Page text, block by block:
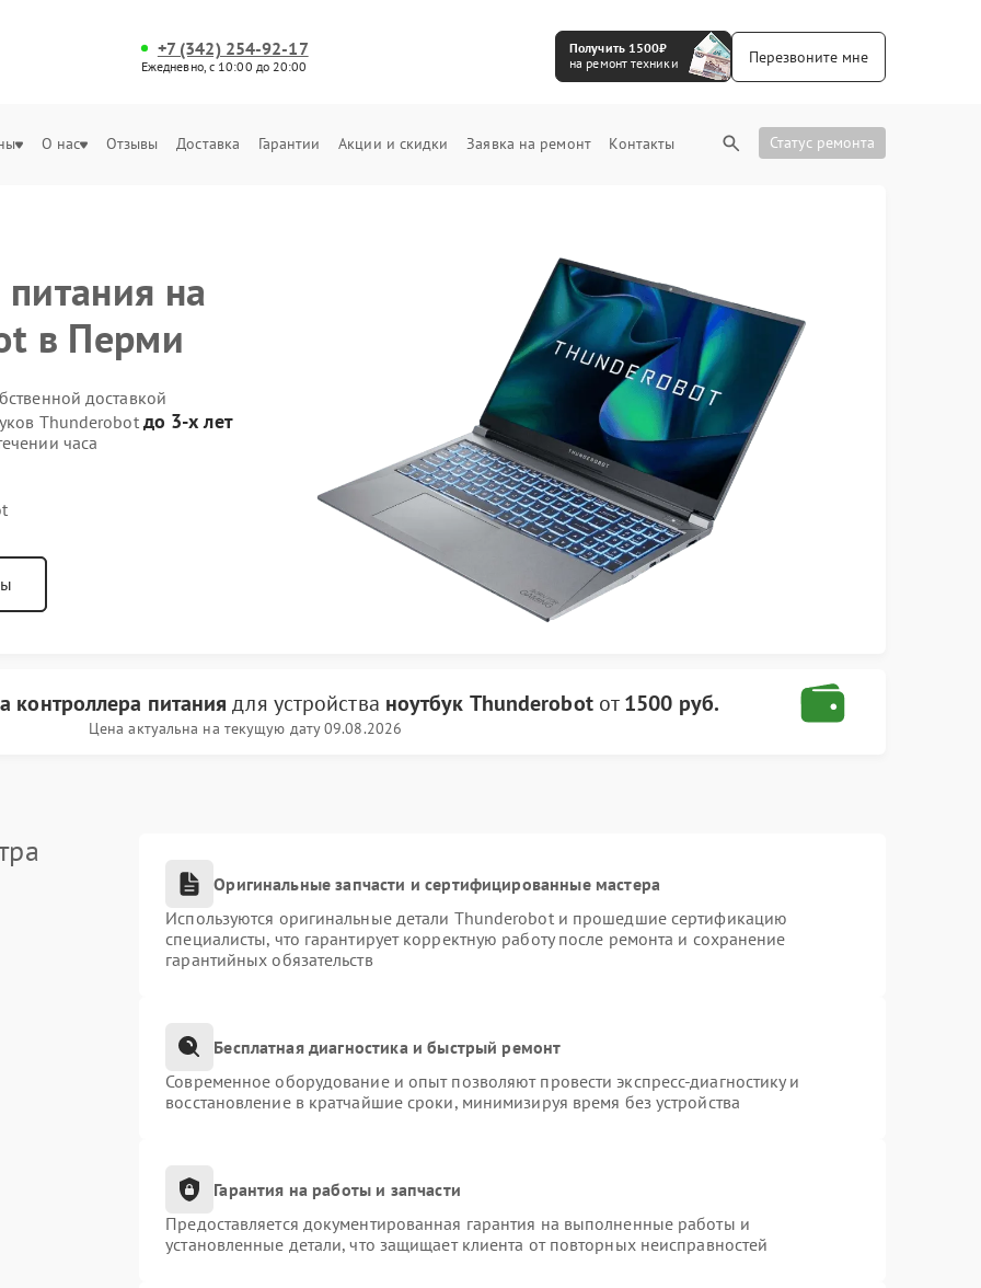
+7 (342) 254-92-17
Ежедневно, с 10:00 до 20:00
Получить 1500₽
на ремонт техники
Перезвоните мне
О нас Отзывы Доставка Гарантии Акции и скидки Заявка на ремонт Контакты Статус ремонта
на
в Перми
доставкой
Thunderobot до 3-х лет
часа
контроллера питания для устройства ноутбук Thunderobotот1500 руб.
Цена актуальна на текущую дату 09.08.2026
Оригинальные запчасти и сертифицированные мастера
Используются оригинальные детали Thunderobot и прошедшие сертификацию
специалисты, что гарантирует корректную работу после ремонта и сохранение
гарантийных обязательств
Бесплатная диагностика и быстрый ремонт
Современное оборудование и опыт позволяют провести экспресс-диагностику и
восстановление в кратчайшие сроки, минимизируя время без устройства
Гарантия на работы и запчасти
Предоставляется документированная гарантия на выполненные работы и
установленные детали, что защищает клиента от повторных неисправностей